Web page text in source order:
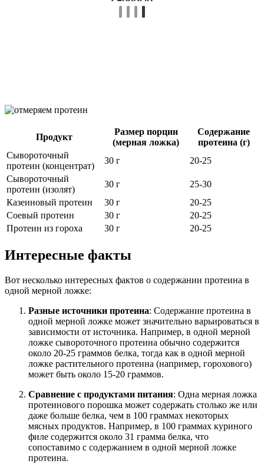
Продукт
Размер порции
(мерная ложка)
Содержание
протеина (г)
Сывороточный
протеин (концентрат)
30 г
20-25
Сывороточный
протеин (изолят)
30 г
25-30
Казеиновый протеин
30 г
20-25
Соевый протеин
30 г
20-25
Протеин из гороха
30 г 20-25
Интересные факты
Вот несколько интересных фактов о содержании протеина в
одной мерной ложке:
Разные источники протеина: Содержание протеина в
одной мерной ложке может значительно варьироваться в
зависимости от источника. Например, в одной мерной
ложке сывороточного протеина обычно содержится
около 20-25 граммов белка, тогда как в одной мерной
ложке растительного протеина (например, горохового)
может быть около 15-20 граммов.
Сравнение с продуктами питания: Одна мерная ложка
протеинового порошка может содержать столько же или
даже больше белка, чем в 100 граммах некоторых
мясных продуктов. Например, в 100 граммах куриного
филе содержится около 31 грамма белка, что
сопоставимо с содержанием в одной мерной ложке
протеина.